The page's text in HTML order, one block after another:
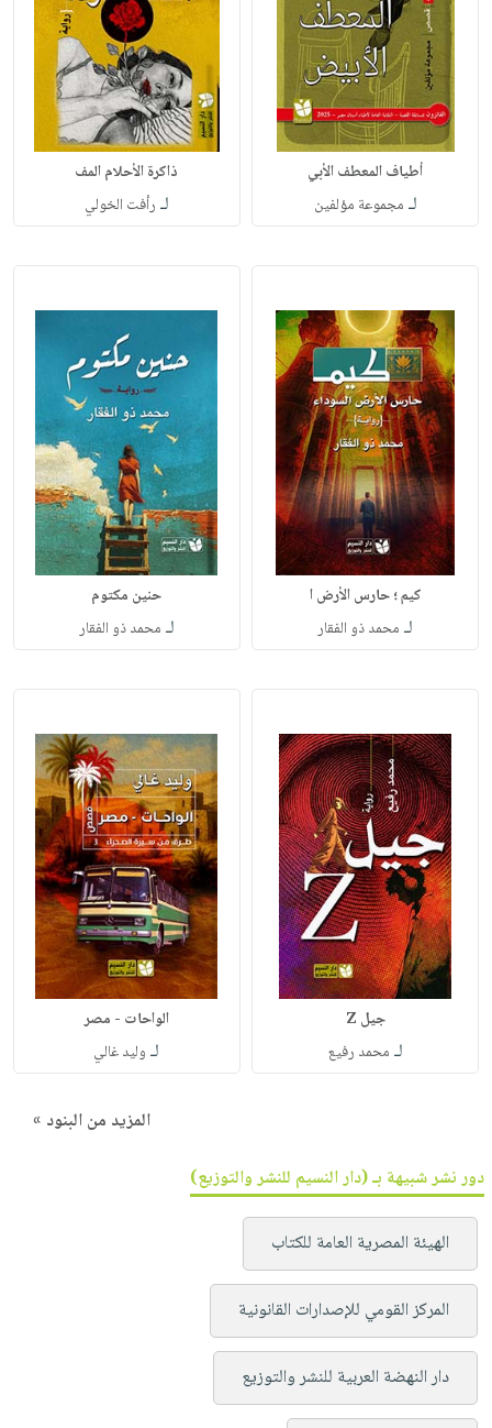
أطياف المعطف الأبي
لـ مجموعة مؤلفين
ذاكرة الأحلام المف
لـ رأفت الخولي
كيم ؛ حارس الأرض ا
لـ محمد ذو الفقار
حنين مكتوم
لـ محمد ذو الفقار
جيل Z
لـ محمد رفيع
الواحات - مصر
لـ وليد غالي
المزيد من البنود »
دور نشر شبيهة بـ (دار النسيم للنشر والتوزيع)
الهيئة المصرية العامة للكتاب
المركز القومي للإصدارات القانونية
دار النهضة العربية للنشر والتوزيع